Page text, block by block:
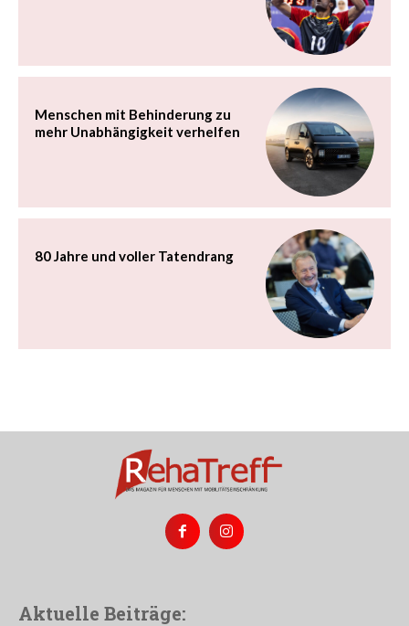
Menschen mit Behinderung zu
mehr Unabhängigkeit verhelfen
80 Jahre und voller Tatendrang
Aktuelle Beiträge: